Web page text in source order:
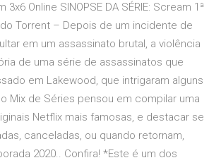
Online SINOPSE DA SÉRIE: Scream 1ª
Torrent – Depois de um incidente de
em um assassinato brutal, a violência
de uma série de assassinatos que
em Lakewood, que intrigaram alguns
Mix de Séries pensou em compilar uma
Netflix mais famosas, e destacar se
canceladas, ou quando retornam,
2020.. Confira! *Este é um dos